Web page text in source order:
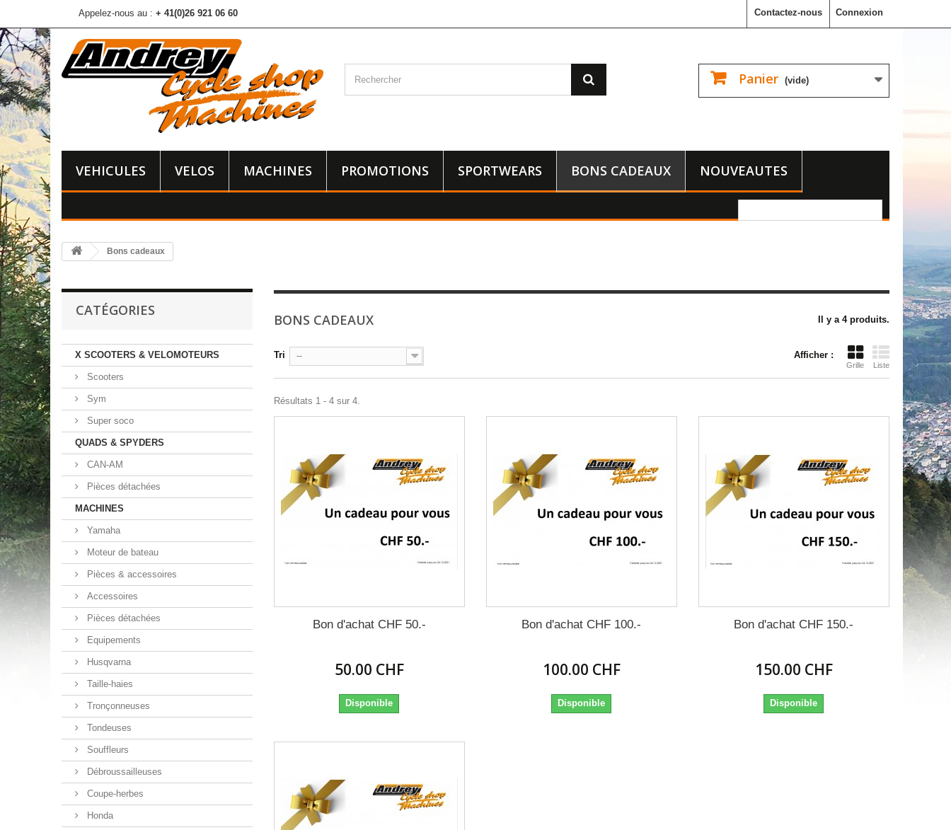
Connexion
Contactez-nous
Appelez-nous au : + 41(0)26 921 06 60
Panier (vide)
VEHICULES VELOS MACHINES PROMOTIONS SPORTWEARS BONS CADEAUX NOUVEAUTES
Bons cadeaux
CATÉGORIES
X SCOOTERS & VELOMOTEURS
Scooters
Sym
Super soco
QUADS & SPYDERS
CAN-AM
Pièces détachées
MACHINES
Yamaha
Moteur de bateau
Pièces & accessoires
Accessoires
Pièces détachées
Equipements
Husqvarna
Taille-haies
Tronçonneuses
Tondeuses
Souffleurs
Débroussailleuses
Coupe-herbes
Honda
BONS CADEAUX Il y a 4 produits.
Afficher :
Grille Liste
Tri --
Résultats 1 - 4 sur 4.
Bon d'achat CHF 50.-
50.00 CHF
Disponible
Bon d'achat CHF 100.-
100.00 CHF
Disponible
Bon d'achat CHF 150.-
150.00 CHF
Disponible